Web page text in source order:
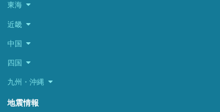
東海
近畿
中国
四国
九州・沖縄
地震情報